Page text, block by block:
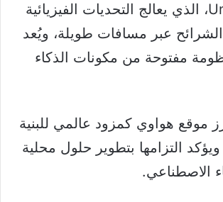
UnifiedBus 2.0، الذي يعالج التحديات الفيزيائية
عبر مسافات طويلة، ويُعد
مفتوحة من مكونات الذكاء
موقع هواوي كمزود عالمي للبنية
ويؤكد التزامها بتطوير حلول محلية
الاصطناعي.